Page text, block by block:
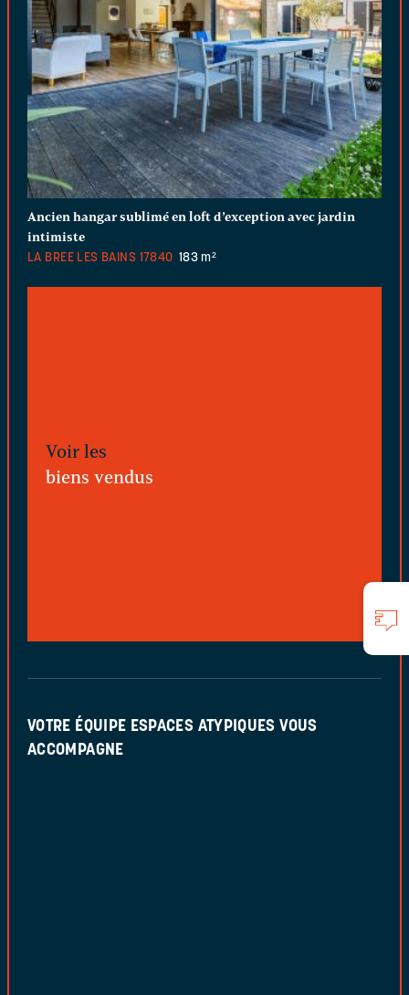
Ancien hangar sublimé en loft d’exception avec jardin
intimiste
LA BREE LES BAINS 17840 183 m²
Voir les
biens vendus
VOTRE ÉQUIPE ESPACES ATYPIQUES VOUS
ACCOMPAGNE